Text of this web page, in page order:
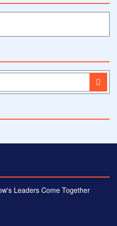
Leaders Come Together